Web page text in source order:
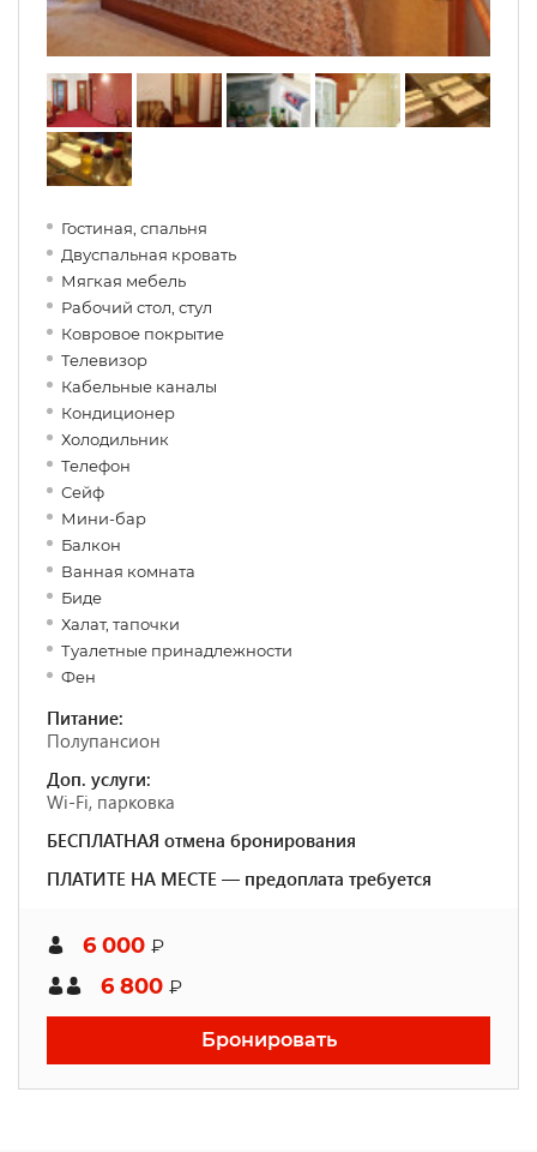
Гостиная, спальня
Двуспальная кровать
Мягкая мебель
Рабочий стол, стул
Ковровое покрытие
Телевизор
Кабельные каналы
Кондиционер
Холодильник
Телефон
Сейф
Мини-бар
Балкон
Ванная комната
Биде
Халат, тапочки
Туалетные принадлежности
Фен
Питание:
Полупансион
Доп. услуги:
Wi-Fi, парковка
БЕСПЛАТНАЯ отмена бронирования
ПЛАТИТЕ НА МЕСТЕ — предоплата требуется
6 000 ₽
6 800 ₽
Бронировать